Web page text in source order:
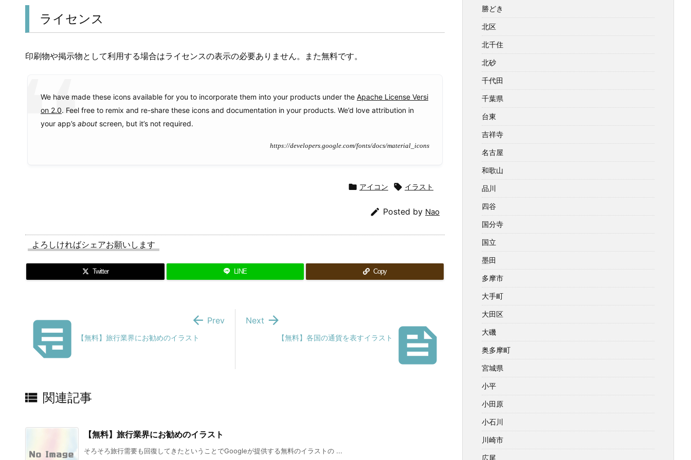
ライセンス
印刷物や掲示物として利用する場合はライセンスの表示の必要ありません。また無料です。
We have made these icons available for you to incorporate them into your products under the Apache License Versi
on 2.0. Feel free to remix and re-share these icons and documentation in your products. We’d love attribution in
your app’s about screen, but it’s not required.
https://developers.google.com/fonts/docs/material_icons
 アイコン  イラスト
 Posted by Nao
よろしければシェアお願いします
Twitter LINE Copy

【無料】各国の通貨を表すイラスト

Next
 【無料】旅行業界にお勧めのイラスト
 Prev
 関連記事
【無料】旅行業界にお勧めのイラスト
そろそろ旅行需要も回復してきたということでGoogleが提供する無料のイラストの ...
勝どき
北区
北千住
北砂
千代田
千葉県
台東
吉祥寺
名古屋
和歌山
品川
四谷
国分寺
国立
墨田
多摩市
大手町
大田区
大磯
奥多摩町
宮城県
小平
小田原
小石川
川崎市
広尾